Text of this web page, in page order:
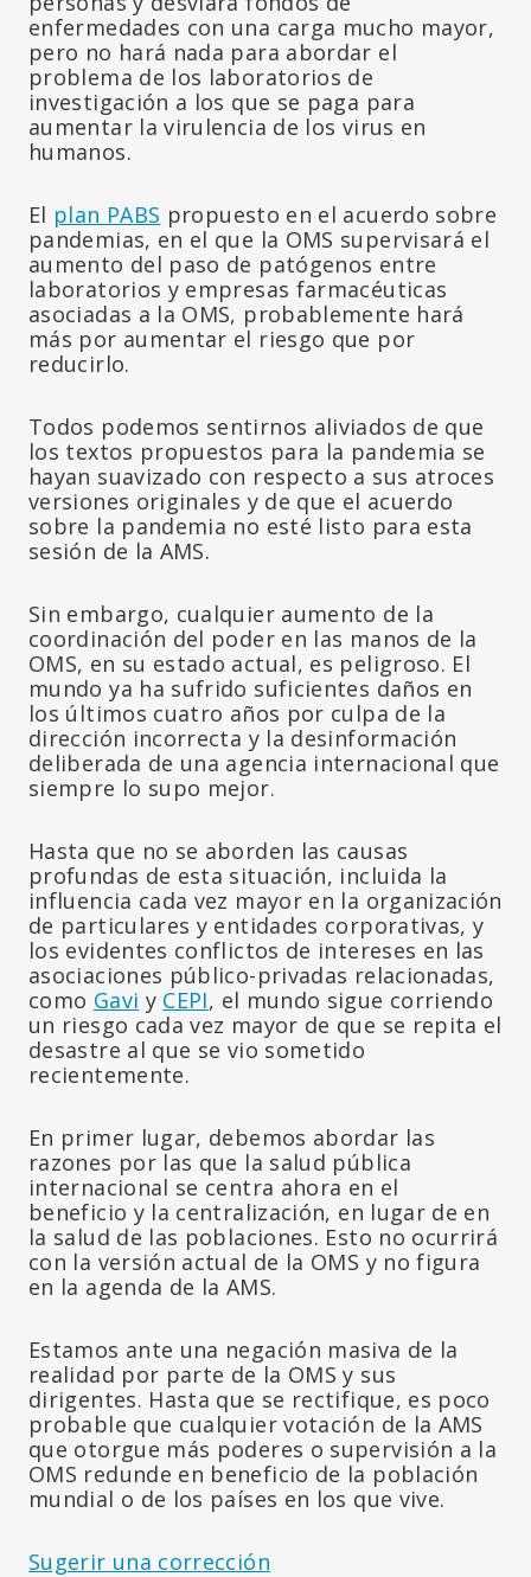
enfermedades con una carga mucho mayor,
pero no hará nada para abordar el
problema de los laboratorios de
investigación a los que se paga para
aumentar la virulencia de los virus en
humanos.
El plan PABS propuesto en el acuerdo sobre
pandemias, en el que la OMS supervisará el
aumento del paso de patógenos entre
laboratorios y empresas farmacéuticas
asociadas a la OMS, probablemente hará
más por aumentar el riesgo que por
reducirlo.
Todos podemos sentirnos aliviados de que
los textos propuestos para la pandemia se
hayan suavizado con respecto a sus atroces
versiones originales y de que el acuerdo
sobre la pandemia no esté listo para esta
sesión de la AMS.
Sin embargo, cualquier aumento de la
coordinación del poder en las manos de la
OMS, en su estado actual, es peligroso. El
mundo ya ha sufrido suficientes daños en
los últimos cuatro años por culpa de la
dirección incorrecta y la desinformación
deliberada de una agencia internacional que
siempre lo supo mejor.
Hasta que no se aborden las causas
profundas de esta situación, incluida la
influencia cada vez mayor en la organización
de particulares y entidades corporativas, y
los evidentes conflictos de intereses en las
asociaciones público-privadas relacionadas,
como Gavi y CEPI, el mundo sigue corriendo
un riesgo cada vez mayor de que se repita el
desastre al que se vio sometido
recientemente.
En primer lugar, debemos abordar las
razones por las que la salud pública
internacional se centra ahora en el
beneficio y la centralización, en lugar de en
la salud de las poblaciones. Esto no ocurrirá
con la versión actual de la OMS y no figura
en la agenda de la AMS.
Estamos ante una negación masiva de la
realidad por parte de la OMS y sus
dirigentes. Hasta que se rectifique, es poco
probable que cualquier votación de la AMS
que otorgue más poderes o supervisión a la
OMS redunde en beneficio de la población
mundial o de los países en los que vive.
Sugerir una corrección